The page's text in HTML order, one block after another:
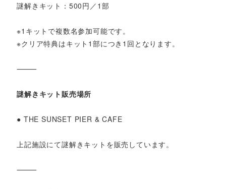
謎解きキット：500円／1部
※1キットで複数名参加可能です。
※クリア特典はキット1部につき1回となります。
⸻
謎解きキット販売場所
● THE SUNSET PIER & CAFE
上記施設にて謎解きキットを販売しています。
⸻